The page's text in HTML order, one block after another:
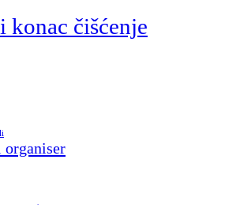
konac čišćenje
organiser